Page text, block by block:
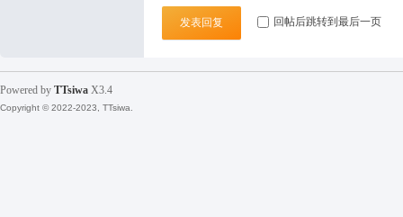
发表回复 回帖后跳转到最后一页
Powered by TTsiwa X3.4
Copyright © 2022-2023, TTsiwa.